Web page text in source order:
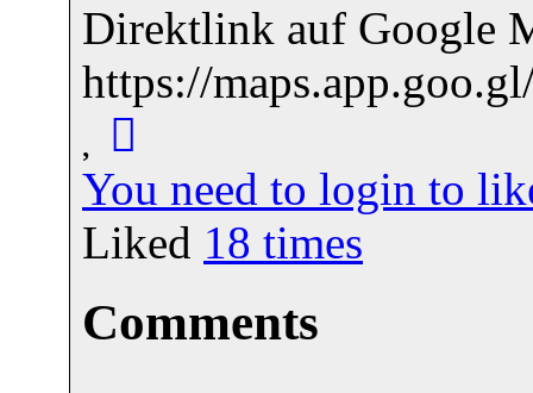
Direktlink auf Google
https://
You need to login to
Liked 18 times
Comments